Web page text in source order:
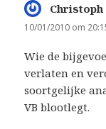
Christoph
10/01/2010 om
Wie de
verlaten en
soortgelijke
VB blootlegt.